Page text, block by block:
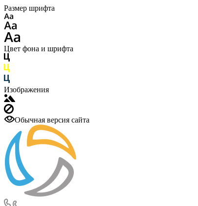
Размер шрифта
Цвет фона и шрифта
Изображения
Обычная версия сайта